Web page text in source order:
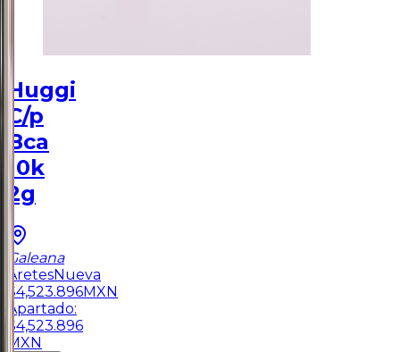
Huggi
C/p
Bca
10k
2g
Galeana
AretesNueva
$4,523.896MXN
Apartado:
$4,523.896
MXN